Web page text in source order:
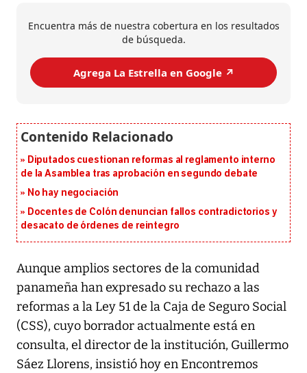
Encuentra más de nuestra cobertura en los resultados
de búsqueda.
Agrega La Estrella en Google ↗️
Diputados cuestionan reformas al reglamento interno
de la Asamblea tras aprobación en segundo debate
No hay negociación
Docentes de Colón denuncian fallos contradictorios y
desacato de órdenes de reintegro
Aunque amplios sectores de la comunidad
panameña han expresado su rechazo a las
reformas a la Ley 51 de la Caja de Seguro Social
(CSS), cuyo borrador actualmente está en
consulta, el director de la institución, Guillermo
Sáez Llorens, insistió hoy en Encontremos